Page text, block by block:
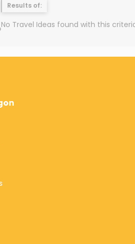
Results of:
No Travel Ideas found with this